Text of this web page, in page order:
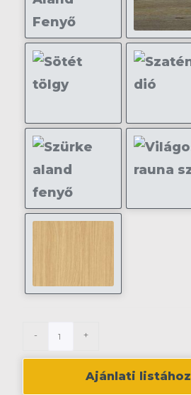
- +
Ajánlati